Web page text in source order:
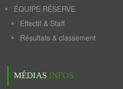
ÉQUIPE RÉSERVE
Effectif & Staff
Résultats & classement
MÉDIAS INFOS